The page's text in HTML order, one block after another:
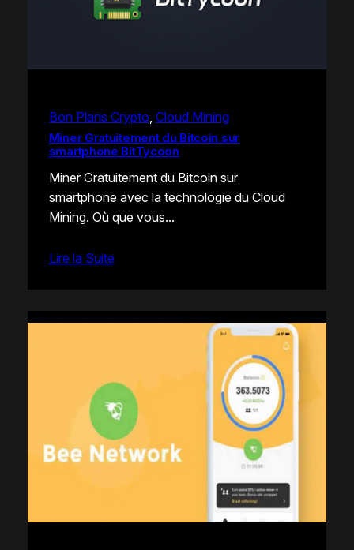
Bon Plans Crypto, Cloud Mining
Miner Gratuitement du Bitcoin sur
smartphone BitTycoon
Miner Gratuitement du Bitcoin sur
smartphone avec la technologie du Cloud
Mining. Où que vous…
Lire la Suite